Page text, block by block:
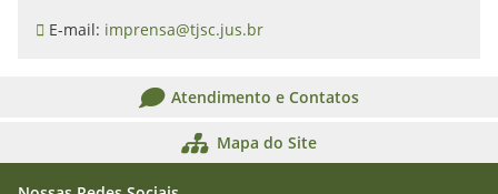
E-mail: imprensa@tjsc.jus.br
Atendimento e Contatos
Mapa do Site